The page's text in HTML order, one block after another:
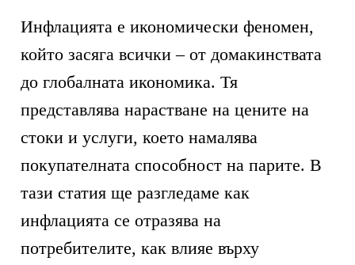
Инфлацията е икономически феномен,
който засяга всички – от домакинствата
до глобалната икономика. Тя
представлява нарастване на цените на
стоки и услуги, което намалява
покупателната способност на парите. В
тази статия ще разгледаме как
инфлацията се отразява на
потребителите, как влияе върху